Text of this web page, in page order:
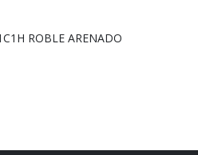
ROBLE ARENADO